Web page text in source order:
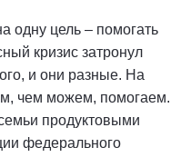
одну цель – помогать
кризис затронул
и они разные. На
чем можем, помогаем.
продуктовыми
федерального